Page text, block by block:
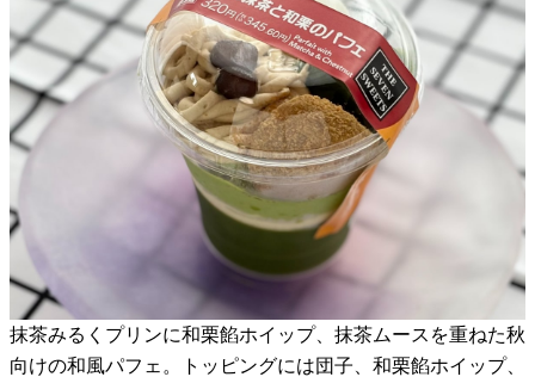
抹茶みるくプリンに和栗餡ホイップ、抹茶ムースを重ねた秋
向けの和風パフェ。トッピングには団子、和栗餡ホイップ、